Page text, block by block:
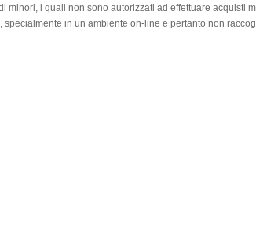
minori, i quali non sono autorizzati ad effettuare acquisti
specialmente in un ambiente on-line e pertanto non